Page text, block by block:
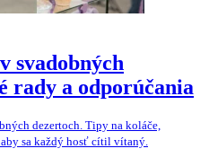
svadobných
rady a odporúčania
dezertoch. Tipy na koláče,
sa každý hosť cítil vítaný.